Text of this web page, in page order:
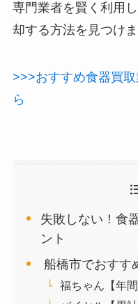
専門業者を賢く利用
却する方法を見つけま
>>>おすすめ食器買
ら
失敗しない！食
ント
船橋市でおすす
福ちゃん【年